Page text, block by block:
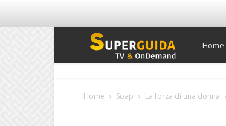
Super
Home
Home Soap La forza di una donna